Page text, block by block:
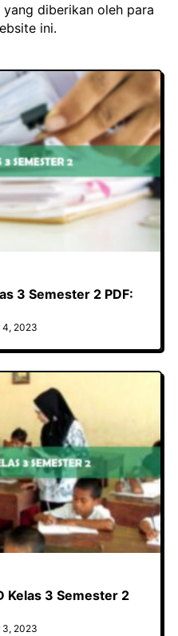
diberikan oleh para
ini.
3 Semester 2 PDF:
4, 2023
Kelas 3 Semester 2
3, 2023